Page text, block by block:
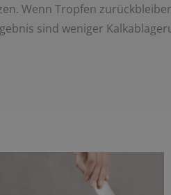
Wenn Tropfen
sind weniger